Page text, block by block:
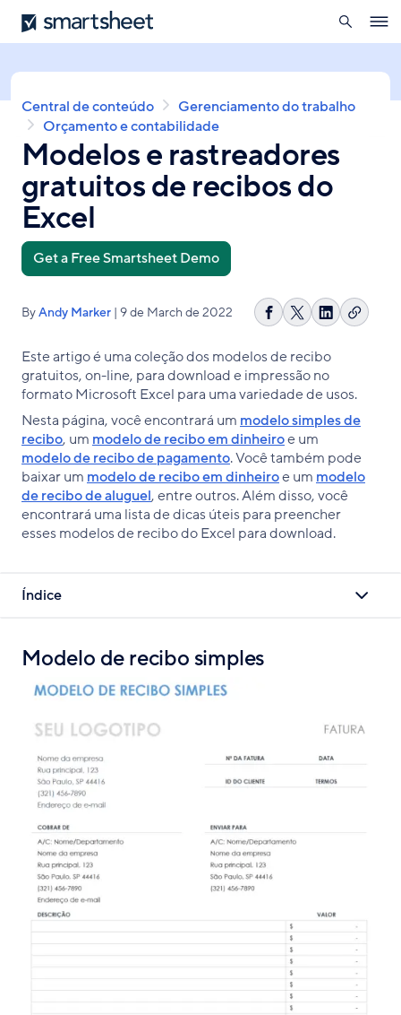
Skip
to
content
Smartsheet
pesquisa
Breadcrumb
Central de conteúdo
Gerenciamento do trabalho
Orçamento e contabilidade
Modelos e rastreadores
gratuitos de recibos do
Excel
Get a Free Smartsheet Demo
ByAndy Marker | 9 de March de 2022
Compartilhar
Facebook
Share
X
LinkedIn
Copiar
Este artigo é uma coleção dos modelos de recibo
gratuitos, on-line, para download e impressão no
formato Microsoft Excel para uma variedade de usos.
Nesta página, você encontrará um modelo simples de
recibo, um modelo de recibo em dinheiroe um
modelo de recibo de pagamento. Você também pode
baixar um modelo de recibo em dinheiroe um modelo
de recibo de aluguel, entre outros. Além disso, você
encontrará uma lista de dicas úteis para preencher
esses modelos de recibo do Excel para download.
Índice
Modelo de recibo simples